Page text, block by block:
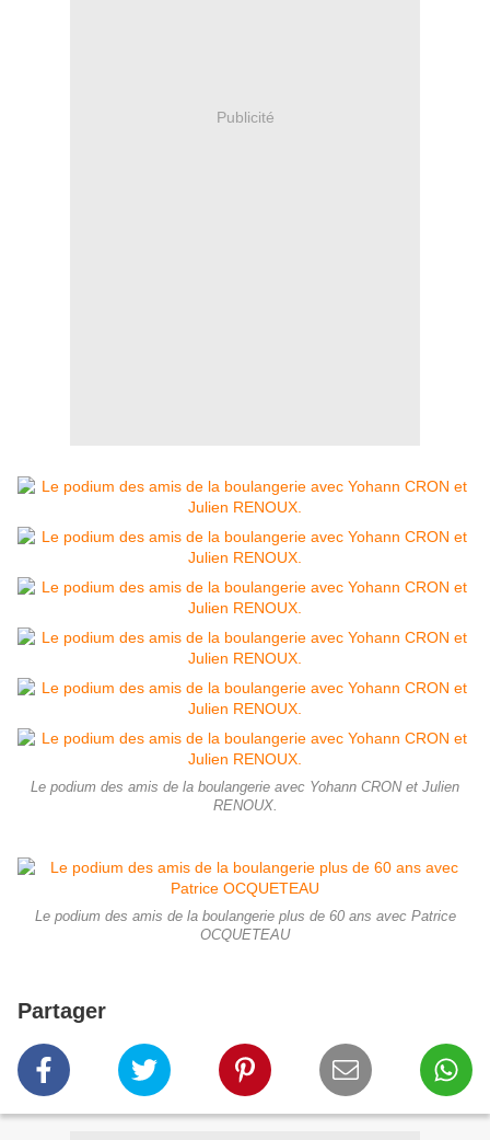
Publicité
Le podium des amis de la boulangerie avec Yohann CRON et Julien
RENOUX.
Le podium des amis de la boulangerie plus de 60 ans avec Patrice
OCQUETEAU
Partager